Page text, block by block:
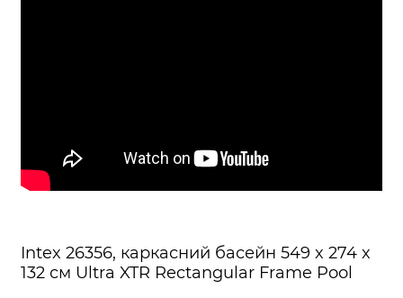
Intex 26356, каркасний басейн 549 x 274 x
132 см Ultra XTR Rectangular Frame Pool